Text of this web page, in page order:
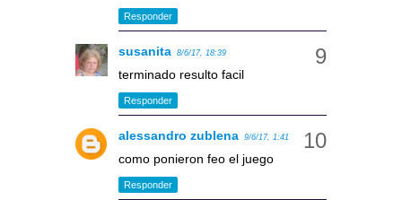
Responder
susanita 8/6/17, 18:39
terminado resulto facil
Responder
alessandro zublena 9/6/17, 1:41
como ponieron feo el juego
Responder